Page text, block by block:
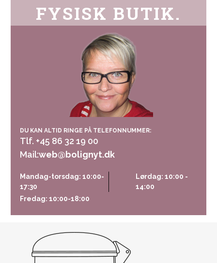
FYSISK BUTIK.
DU KAN ALTID RINGE PÅ TELEFONNUMMER:
Tlf. +45 86 32 19 00
Mail:web@bolignyt.dk
Mandag-torsdag: 10:00-
17:30
Fredag: 10:00-18:00
Lørdag: 10:00 -
14:00